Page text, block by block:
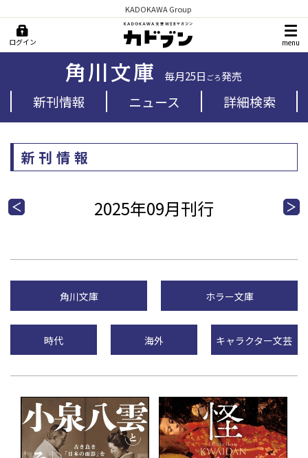
KADOKAWA Group
ログイン menu
毎月25日 ごろ発売
新刊情報 ニュース 詳細検索
新刊情報
2025年09月刊行
角川文庫 ホラー文庫
時代 海外 キャラクター文芸